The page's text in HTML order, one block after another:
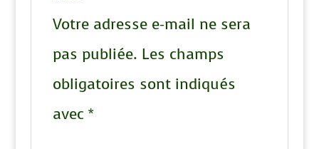
Votre adresse e-mail ne sera
pas publiée. Les champs
obligatoires sont indiqués
avec *